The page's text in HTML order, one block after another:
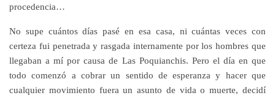
procedencia…
No supe cuántos días pasé en esa casa, ni cuántas veces con
certeza fui penetrada y rasgada internamente por los hombres que
llegaban a mí por causa de Las Poquianchis. Pero el día en que
todo comenzó a cobrar un sentido de esperanza y hacer que
cualquier movimiento fuera un asunto de vida o muerte, decidí